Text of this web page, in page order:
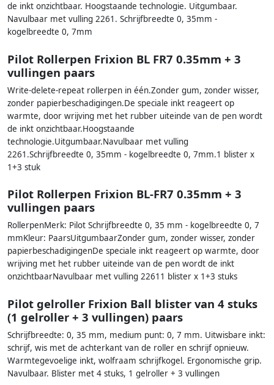
de inkt onzichtbaar. Hoogstaande technologie. Uitgumbaar.
Navulbaar met vulling 2261. Schrijfbreedte 0, 35mm -
kogelbreedte 0, 7mm
Pilot Rollerpen Frixion BL FR7 0.35mm + 3
vullingen paars
Write-delete-repeat rollerpen in één.Zonder gum, zonder wisser,
zonder papierbeschadigingen.De speciale inkt reageert op
warmte, door wrijving met het rubber uiteinde van de pen wordt
de inkt onzichtbaar.Hoogstaande
technologie.Uitgumbaar.Navulbaar met vulling
2261.Schrijfbreedte 0, 35mm - kogelbreedte 0, 7mm.1 blister x
1+3 stuk
Pilot Rollerpen Frixion BL-FR7 0.35mm + 3
vullingen paars
RollerpenMerk: Pilot Schrijfbreedte 0, 35 mm - kogelbreedte 0, 7
mmKleur: PaarsUitgumbaarZonder gum, zonder wisser, zonder
papierbeschadigingenDe speciale inkt reageert op warmte, door
wrijving met het rubber uiteinde van de pen wordt de inkt
onzichtbaarNavulbaar met vulling 22611 blister x 1+3 stuks
Pilot gelroller Frixion Ball blister van 4 stuks
(1 gelroller + 3 vullingen) paars
Schrijfbreedte: 0, 35 mm, medium punt: 0, 7 mm. Uitwisbare inkt:
schrijf, wis met de achterkant van de roller en schrijf opnieuw.
Warmtegevoelige inkt, wolfraam schrijfkogel. Ergonomische grip.
Navulbaar. Blister met 4 stuks, 1 gelroller + 3 vullingen